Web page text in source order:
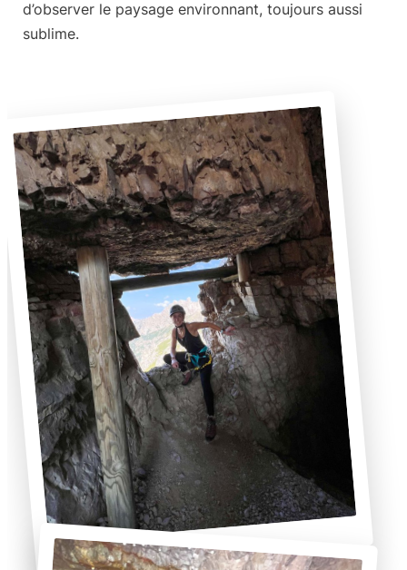
d’observer le paysage environnant, toujours aussi
sublime.